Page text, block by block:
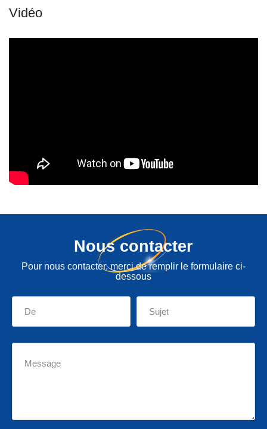
Nous contacter
Pour nous contacter, merci de remplir le formulaire ci-
dessous